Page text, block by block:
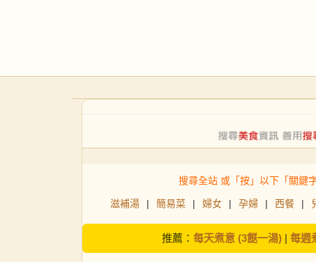
搜尋全站 或「按」以下「關鍵
滋補湯 | 簡易菜 | 婦女 | 孕婦 | 西餐 |
推薦： 每天煮意 (3餸一湯)| 每週